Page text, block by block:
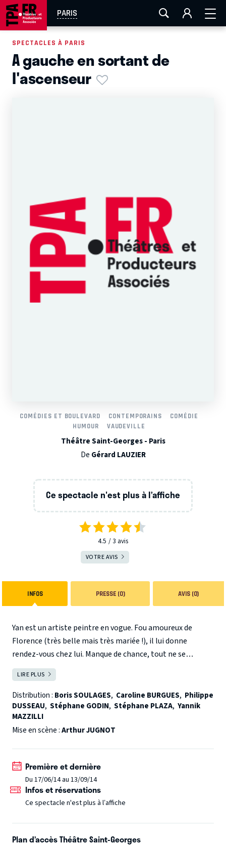
PARIS
AIX-MARSEILLE LA ROCHELLE
EN TOURNÉE
SPECTACLES À PARIS
A gauche en sortant de
l'ascenseur
COMÉDIES ET BOULEVARD CONTEMPORAINS
COMÉDIE
HUMOUR
VAUDEVILLE
Théâtre Saint-Georges - Paris
De Gérard LAUZIER
Ce spectacle n'est plus à l’affiche
4.5 3 avis
VOTRE AVIS
INFOS PRESSE (0) AVIS (0)
Yan est un artiste peintre en vogue. Fou amoureux de
Florence (très belle mais très mariée !), il lui donne
rendez-vous chez lui. Manque de chance, tout ne se
déroulera pas comme prévu !! Ses voisins, Boris et Eva,
sont très envahissants : ils s’aiment et se déchirent! Ça
sonne. Yan ouvre, certain que c’est Florence. Mais il se
retrouve nez à nez avec Eva, coincée, sur le palier, en
petite tenue ! C’est alors que Boris, très jaloux, débarque…
suivi de près par Florence, puis par son mari! 9 comédiens
Le tourbillon ne fait que commencer… !
LIRE PLUS
Distribution : Boris SOULAGES, Caroline BURGUES, Philippe
DUSSEAU, Stéphane GODIN, Stéphane PLAZA, Yannik
MAZZILLI
Mise en scène :Arthur JUGNOT
Première et dernière
Du 17/06/14 au 13/09/14
Infos et réservations
Ce spectacle n'est plus à l’affiche
Plan d’accès Théâtre Saint-Georges